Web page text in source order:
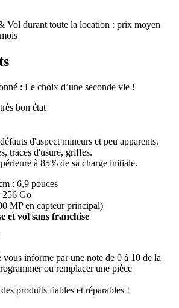
Vol durant toute la location : prix moyen
: Le choix d’une seconde vie !
bon état
d'aspect mineurs et peu apparents.
traces d'usure, griffes.
à 85% de sa charge initiale.
: 6,9 pouces
256 Go
MP en capteur principal)
et vol sans franchise
informe par une note de 0 à 10 de la
ou remplacer une pièce
produits fiables et réparables !